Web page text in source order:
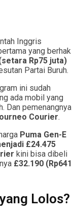
Inggris
yang berhak
Rp75 juta)
Partai Buruh.
ini sudah
ada mobil yang
Dan pemenangnya
Courier.
Puma Gen-E
£24.475
kini bisa dibeli
£32.190 (Rp641
Lolos?